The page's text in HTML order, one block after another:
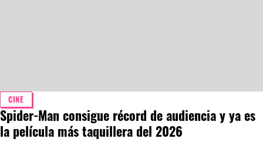
CINE
Spider-Man consigue récord de audiencia y ya es
la película más taquillera del 2026